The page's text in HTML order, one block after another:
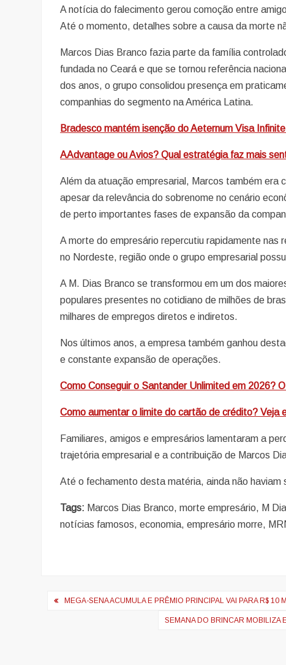
A notícia do falecimento gerou comoção entre
Até o momento, detalhes sobre a causa da morte
Marcos Dias Branco fazia parte da família
fundada no Ceará e que se tornou referência
dos anos, o grupo consolidou presença em
companhias do segmento na América Latina.
Bradesco mantém isenção do Aeternum Visa
AAdvantage ou Avios? Qual estratégia faz mais
Além da atuação empresarial, Marcos também era
apesar da relevância do sobrenome no cenário
de perto importantes fases de expansão da
A morte do empresário repercutiu rapidamente
no Nordeste, região onde o grupo empresarial
A M. Dias Branco se transformou em um dos
populares presentes no cotidiano de milhões de
milhares de empregos diretos e indiretos.
Nos últimos anos, a empresa também ganhou
e constante expansão de operações.
Como Conseguir o Santander Unlimited em 2026?
Como aumentar o limite do cartão de crédito? Veja
Familiares, amigos e empresários lamentaram a
trajetória empresarial e a contribuição de Marcos
Até o fechamento desta matéria, ainda não
Tags: Marcos Dias Branco, morte empresário, M
notícias famosos, economia, empresário morre,
Navegação
MEGA-SENA ACUMULA E PRÊMIO PRINCIPAL VAI PARA R$ 10
SEMANA DO BRINCAR MOBILIZA